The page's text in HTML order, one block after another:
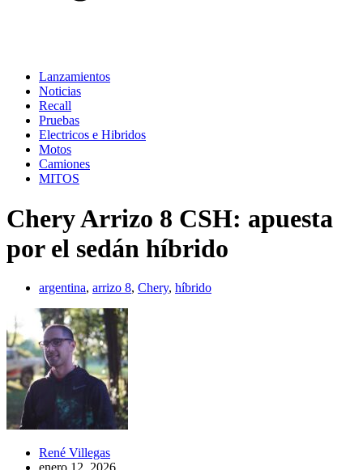
Lanzamientos
Noticias
Recall
Pruebas
Electricos e Hibridos
Motos
Camiones
MITOS
Chery Arrizo 8 CSH: apuesta
por el sedán híbrido
argentina, arrizo 8, Chery, híbrido
René Villegas